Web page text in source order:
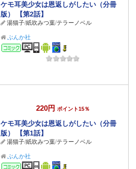
ケモ耳美少女は恩返しがしたい（分冊
版） 【第2話】
湯猫子/紙吹みつ葉/テラーノベル
ぶんか社
コミック
220円 ポイント15％
ケモ耳美少女は恩返しがしたい（分冊
版） 【第1話】
湯猫子/紙吹みつ葉/テラーノベル
ぶんか社
コミック